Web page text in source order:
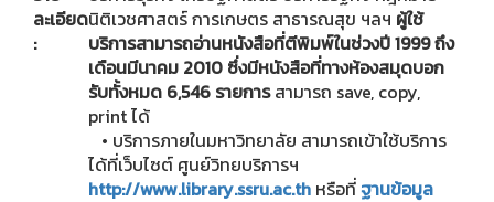
ละเอียด
:
นิติเวชศาสตร์ การเกษตร สาธารณสุข ฯลฯ ผู้ใช้
บริการสามารถอ่านหนังสือที่ตีพิมพ์ในช่วงปี 1999 ถึง
เดือนมีนาคม 2010 ซึ่งมีหนังสือที่ทางห้องสมุดบอก
รับทั้งหมด 6,546 รายการสามารถ save, copy,
print ได้
• บริการภายในมหาวิทยาลัย สามารถเข้าใช้บริการ
ได้ที่เว็บไซต์ ศูนย์วิทยบริการฯ
http://www.library.ssru.ac.th หรือที่ฐานข้อมูล